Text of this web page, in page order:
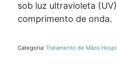
sob luz ultravioleta
comprimento de onda.
Categoria: Tratamento de Mãos